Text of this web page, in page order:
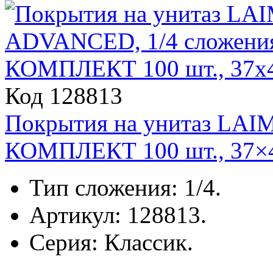
Код 128813
Покрытия на унитаз
КОМПЛЕКТ 100 шт.,
Тип сложения: 1/4.
Артикул: 128813.
Серия: Классик.